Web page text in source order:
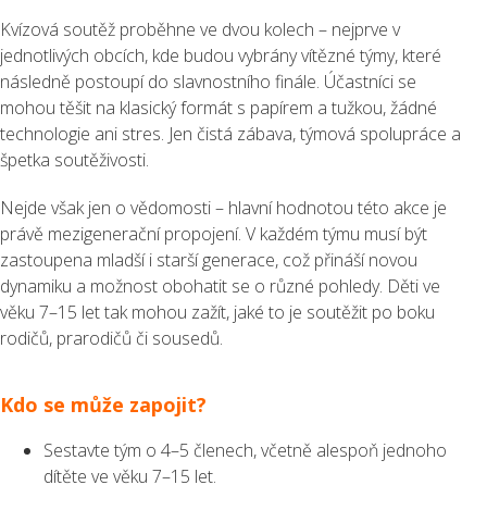
Kvízová soutěž proběhne ve dvou kolech – nejprve v
jednotlivých obcích, kde budou vybrány vítězné týmy, které
následně postoupí do slavnostního finále. Účastníci se
mohou těšit na klasický formát s papírem a tužkou, žádné
technologie ani stres. Jen čistá zábava, týmová spolupráce a
špetka soutěživosti.
Nejde však jen o vědomosti – hlavní hodnotou této akce je
právě mezigenerační propojení. V každém týmu musí být
zastoupena mladší i starší generace, což přináší novou
dynamiku a možnost obohatit se o různé pohledy. Děti ve
věku 7–15 let tak mohou zažít, jaké to je soutěžit po boku
rodičů, prarodičů či sousedů.
Kdo se může zapojit?
Sestavte tým o 4–5 členech, včetně alespoň jednoho
dítěte ve věku 7–15 let.